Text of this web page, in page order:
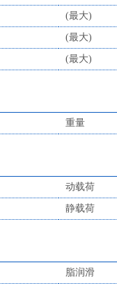
(最大)
(最大)
(最大)
重量
动载荷
静载荷
脂润滑